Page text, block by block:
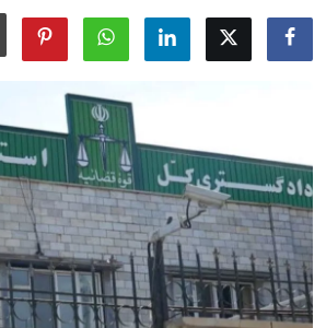
اجاره فیش حقوقی
اجاره وثیقه